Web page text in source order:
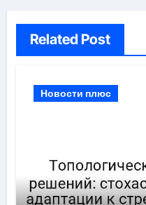
Related Post
Новости плюс